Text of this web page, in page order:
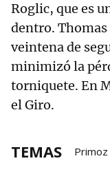
Roglic, que es
dentro.
veintena de
minimizó la
torniquete. En
el Giro.
TEMAS